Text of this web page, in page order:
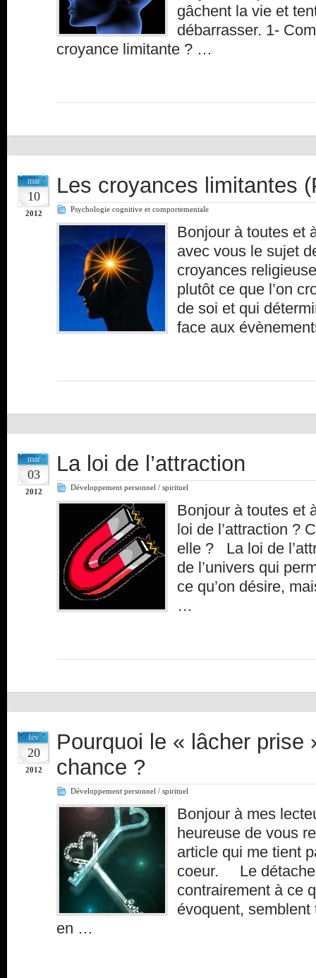
gâchent la vie et
débarrasser. 1-
croyance limitante ? …
mar
10
2012
Les croyances limitantes
Psychologie cognitive et comportementale
Bonjour à toutes et
avec vous le sujet
croyances
plutôt ce que l’on
de soi et qui
face aux
mar
03
2012
La loi de l’attraction
Développement personnel / spirituel
Bonjour à toutes et
loi de l’attraction ?
elle ? La loi de
de l’univers qui
ce qu’on désire,
…
fév
20
2012
Pourquoi le « lâcher prise
chance ?
Développement personnel / spirituel
Bonjour à mes
heureuse de vous
article qui me tient
coeur. Le
contrairement à ce
évoquent,
en …